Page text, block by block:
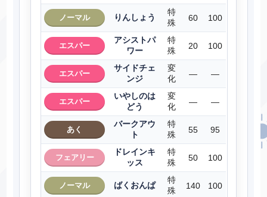
ノーマル りんしょう
特
殊
60 100
エスパー
アシストパ
ワー
特
殊
20 100
エスパー
サイドチェ
ンジ
変
化
― ―
エスパー
いやしのは
どう
変
化
― ―
あく
バークアウ
ト
特
殊
55 95
フェアリー
ドレインキ
ッス
特
殊
50 100
ノーマル ばくおんぱ
特
殊
140 100